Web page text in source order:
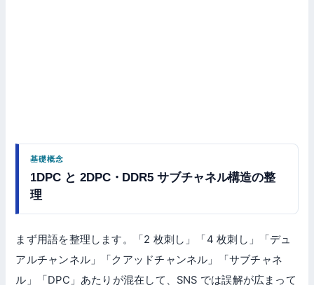
基礎概念
1DPC と 2DPC・DDR5 サブチャネル構造の整
理
まず用語を整理します。「2 枚刺し」「4 枚刺し」「デュ
アルチャンネル」「クアッドチャンネル」「サブチャネ
ル」「DPC」あたりが混在して、SNS では誤解が広まって